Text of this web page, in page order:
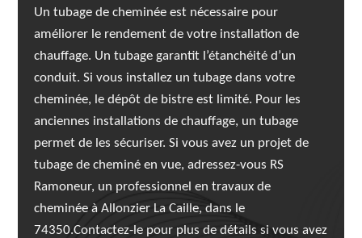
Un tubage de cheminée est nécessaire pour
améliorer le rendement de votre installation de
chauffage. Un tubage garantit l’étanchéité d’un
conduit. Si vous installez un tubage dans votre
cheminée, le dépôt de bistre est limité. Pour les
anciennes installations de chauffage, un tubage
permet de les sécuriser. Si vous avez un projet de
tubage de cheminé en vue, adressez-vous RS
Ramoneur, un professionnel en travaux de
cheminée à Allonzier La Caille, dans le
74350.Contactez-le pour plus de détails si vous avez